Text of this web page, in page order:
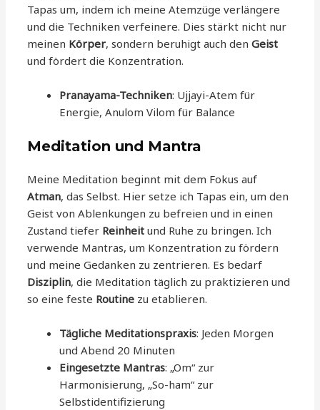
Tapas um, indem ich meine Atemzüge verlängere
und die Techniken verfeinere. Dies stärkt nicht nur
meinen Körper, sondern beruhigt auch denGeist
und fördert die Konzentration.
Pranayama-Techniken: Ujjayi-Atem für
Energie, Anulom Vilom für Balance
Meditation und Mantra
Meine Meditation beginnt mit dem Fokus auf
Atman, das Selbst. Hier setze ich Tapas ein, um den
Geist von Ablenkungen zu befreien und in einen
Zustand tiefer Reinheit und Ruhe zu bringen. Ich
verwende Mantras, um Konzentration zu fördern
und meine Gedanken zu zentrieren. Es bedarf
Disziplin, die Meditation täglich zu praktizieren und
so eine feste Routine zu etablieren.
Tägliche Meditationspraxis: Jeden Morgen
und Abend 20 Minuten
Eingesetzte Mantras: „Om“ zur
Harmonisierung, „So-ham“ zur
Selbstidentifizierung